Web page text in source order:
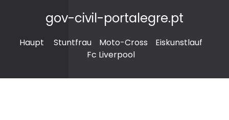
gov-civil-portalegre.pt
Haupt Stuntfrau Moto-Cross
Eiskunstlauf
Fc Liverpool